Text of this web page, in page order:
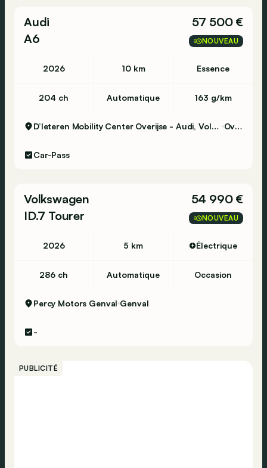
Audi
A6
57 500 €
NOUVEAU
2026 10 km Essence
204 ch Automatique 163 g/km
D’Ieteren Mobility Center Overijse - Audi, Volkswagen & Commercial Vehicles Overijse
Car-Pass
Volkswagen
ID.7 Tourer
54 990 €
NOUVEAU
2026 5 km Électrique
286 ch Automatique Occasion
Percy Motors Genval Genval
-
PUBLICITÉ